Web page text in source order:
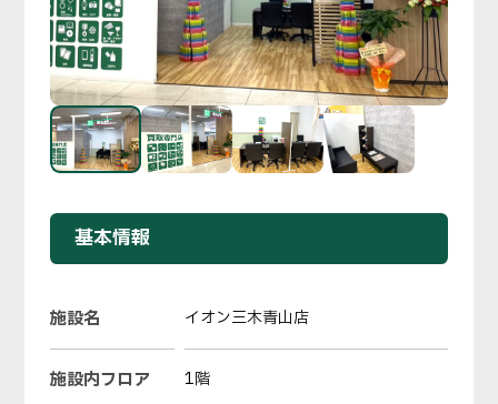
基本情報
施設名 イオン三木青山店
施設内フロア 1階